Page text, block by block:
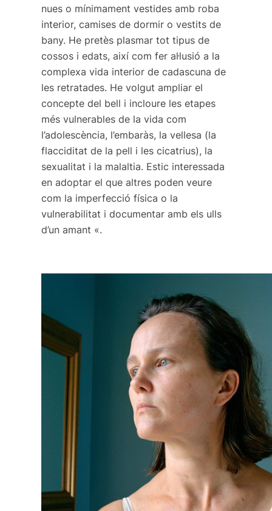
nues o mínimament vestides amb roba
interior, camises de dormir o vestits de
bany. He pretès plasmar tot tipus de
cossos i edats, així com fer al·lusió a la
complexa vida interior de cadascuna de
les retratades. He volgut ampliar el
concepte del bell i incloure les etapes
més vulnerables de la vida com
l’adolescència, l’embaràs, la vellesa (la
flacciditat de la pell i les cicatrius), la
sexualitat i la malaltia. Estic interessada
en adoptar el que altres poden veure
com la imperfecció física o la
vulnerabilitat i documentar amb els ulls
d’un amant «.